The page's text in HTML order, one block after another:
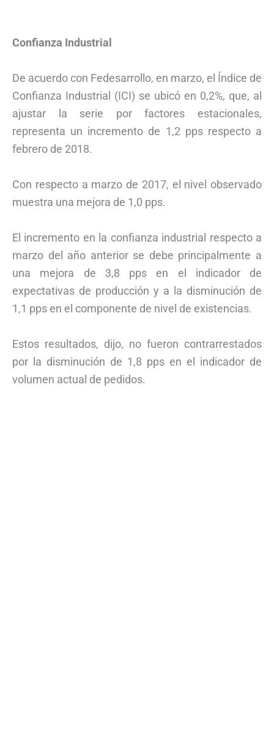
Confianza Industrial
De acuerdo con Fedesarrollo, en marzo, el Índice de
Confianza Industrial (ICI) se ubicó en 0,2%, que, al
ajustar la serie por factores estacionales,
representa un incremento de 1,2 pps respecto a
febrero de 2018.
Con respecto a marzo de 2017, el nivel observado
muestra una mejora de 1,0 pps.
El incremento en la confianza industrial respecto a
marzo del año anterior se debe principalmente a
una mejora de 3,8 pps en el indicador de
expectativas de producción y a la disminución de
1,1 pps en el componente de nivel de existencias.
Estos resultados, dijo, no fueron contrarrestados
por la disminución de 1,8 pps en el indicador de
volumen actual de pedidos.